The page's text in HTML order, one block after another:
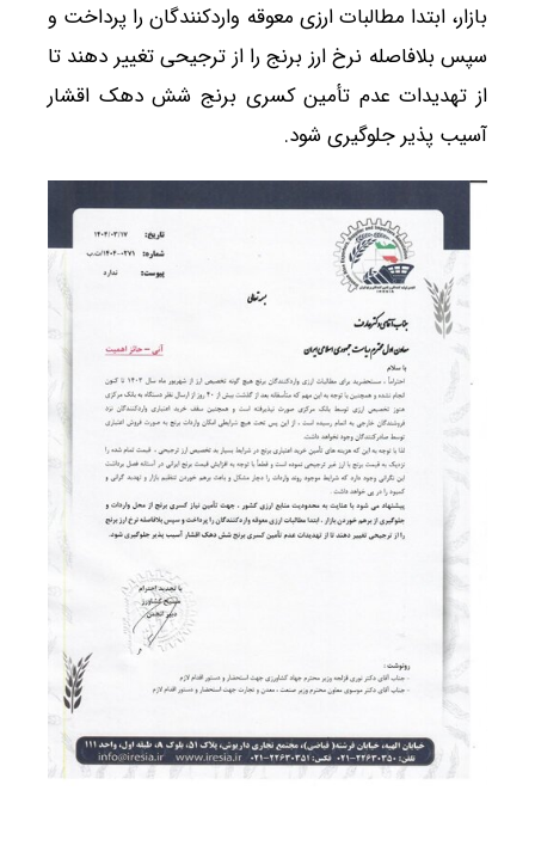
بازار، ابتدا مطالبات ارزی معوقه واردکنندگان را پرداخت و
سپس بلافاصله نرخ ارز برنج را از ترجیحی تغییر دهند تا
از تهدیدات عدم تأمین کسری برنج شش دهک اقشار
آسیب پذیر جلوگیری شود.